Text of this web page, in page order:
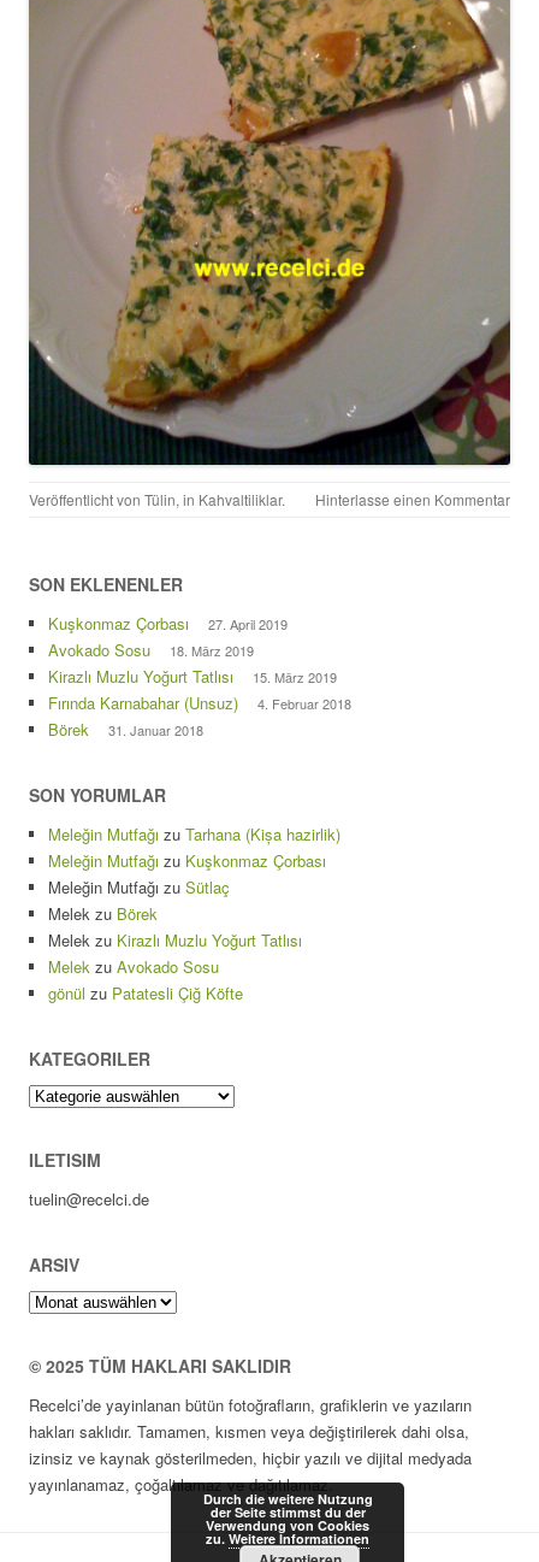
Veröffentlicht von Tülin, in Kahvaltiliklar. Hinterlasse einen Kommentar
SON EKLENENLER
Kuşkonmaz Çorbası 27. April 2019
Avokado Sosu 18. März 2019
Kirazlı Muzlu Yoğurt Tatlısı 15. März 2019
Fırında Karnabahar (Unsuz) 4. Februar 2018
Börek 31. Januar 2018
SON YORUMLAR
Meleğin Mutfağı zu Tarhana (Kișa hazirlik)
Meleğin Mutfağı zu Kuşkonmaz Çorbası
Meleğin Mutfağı zu Sütlaç
Melek zu Börek
Melek zu Kirazlı Muzlu Yoğurt Tatlısı
Melek zu Avokado Sosu
gönül zu Patatesli Çiğ Köfte
KATEGORILER
Kategoriler
ILETISIM
tuelin@recelci.de
ARSIV
Arsiv
© 2025 TÜM HAKLARI SAKLIDIR
Recelci’de yayinlanan bütün fotoğrafların, grafiklerin ve yazıların
hakları saklıdır. Tamamen, kısmen veya değiştirilerek dahi olsa,
izinsiz ve kaynak gösterilmeden, hiçbir yazılı ve dijital medyada
yayınlanamaz, çoğaltılamaz ve dağıtılamaz.
Durch die weitere Nutzung
der Seite stimmst du der
Verwendung von Cookies
zu. Weitere Informationen